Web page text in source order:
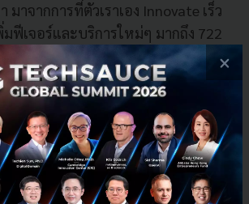
มาจากการที่ตัวเราเอง Innovate เร็ว
มฟีเจอร์และบริการใหม่ๆ มากถึง 722
Challenge ของเราเหมือนกันว่าเราจะ
ะสอนลูกค้าของเราเรียนรู้สิ่งใหม่ๆ
ร เราช่วยลูกค้าของเราเรื่อง
ฉะนั้นเราเองก็เลยมุ่งเรื่อง Innovate
นี้ลูกค้าของเราอาจจะไม่สามารถย่อย
รวดเร็วได้ เรื่อง Education จึงจัดเป็น
นอนว่าการจัดตั้งสำนักงานก็เกี่ยวข้อง
×